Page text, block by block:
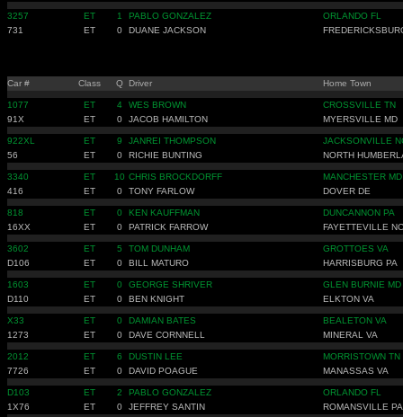
3257 ET 1 PABLO GONZALEZ
ORLANDO FL
731
ET 0 DUANE JACKSON
Car # Class Q Driver Home Town
1077 ET 4 WES BROWN
CROSSVILLE TN
91X
ET 0 JACOB HAMILTON MYERSVILLE MD
922XL ET 9 JANREI THOMPSON
JACKSONVILLE
56
ET 0 RICHIE BUNTING NORTH
3340 ET 10 CHRIS BROCKDORFF
MANCHESTER MD
416
ET 0 TONY FARLOW DOVER DE
818 ET 0 KEN KAUFFMAN
DUNCANNON PA
16XX
ET 0 PATRICK FARROW FAYETTEVILLE NC
3602 ET 5 TOM DUNHAM
GROTTOES VA
D106
ET 0 BILL MATURO HARRISBURG PA
1603 ET 0 GEORGE SHRIVER
GLEN BURNIE MD
D110
ET 0 BEN KNIGHT ELKTON VA
X33 ET 0 DAMIAN BATES
BEALETON VA
1273
ET 0 DAVE CORNNELL MINERAL VA
2012 ET 6 DUSTIN LEE
MORRISTOWN TN
7726
ET 0 DAVID POAGUE MANASSAS VA
D103 ET 2 PABLO GONZALEZ
ORLANDO FL
1X76
ET 0 JEFFREY SANTIN ROMANSVILLE PA